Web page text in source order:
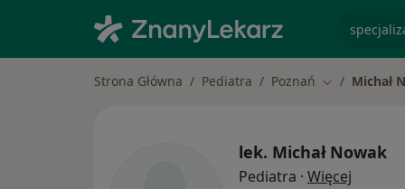
Strona Główna Pediatra Poznań Zmień miasto
Michał
lek. Michał Nowak
Pediatra · Więcej